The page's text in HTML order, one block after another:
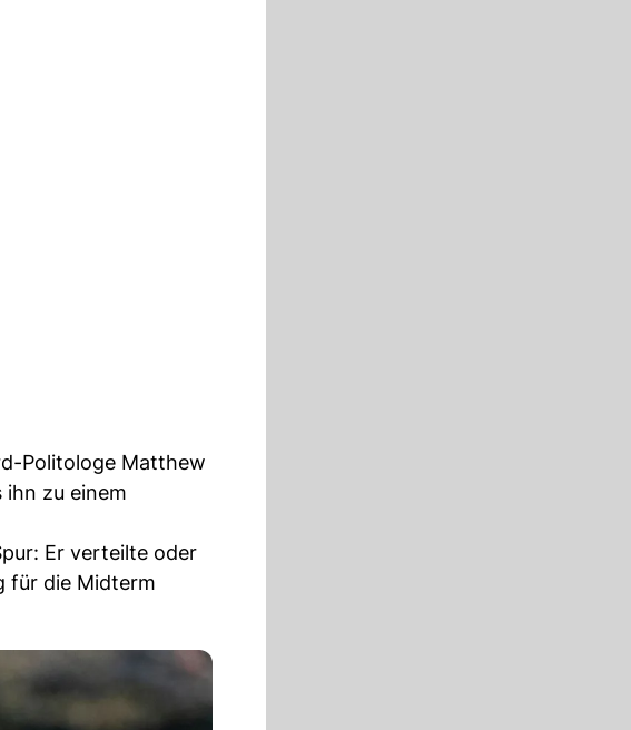
Politologe Matthew
ihn zu einem
Er verteilte oder
für die Midterm